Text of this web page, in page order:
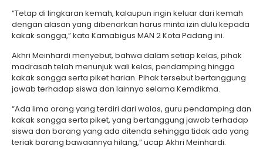
“Tetap di lingkaran kemah, kalaupun ingin keluar dari kemah
dengan alasan yang dibenarkan harus minta izin dulu kepada
kakak sangga,” kata Kamabigus MAN 2 Kota Padang ini.
Akhri Meinhardi menyebut, bahwa dalam setiap kelas, pihak
madrasah telah menunjuk wali kelas, pendamping hingga
kakak sangga serta piket harian. Pihak tersebut bertanggung
jawab terhadap siswa dan lainnya selama Kemdikma.
“Ada lima orang yang terdiri dari walas, guru pendamping dan
kakak sangga serta piket, yang bertanggung jawab terhadap
siswa dan barang yang ada ditenda sehingga tidak ada yang
teriak barang bawaannya hilang,” ucap Akhri Meinhardi.